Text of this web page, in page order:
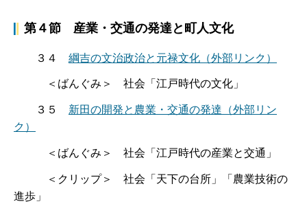
第４節 産業・交通の発達と町人文化
３４ 綱吉の文治政治と元禄文化 （外部リンク）
＜ばんぐみ＞ 社会「江戸時代の文化」
３５ 新田の開発と農業・交通の発達 （外部リン
ク）
＜ばんぐみ＞ 社会「江戸時代の産業と交通」
＜クリップ＞ 社会「天下の台所」「農業技術の
進歩」